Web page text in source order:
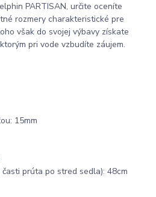
PARTISAN, určite oceníte
rozmery charakteristické pre
však do svojej výbavy získate
pri vode vzbudíte záujem.
15mm
prúta po stred sedla): 48cm